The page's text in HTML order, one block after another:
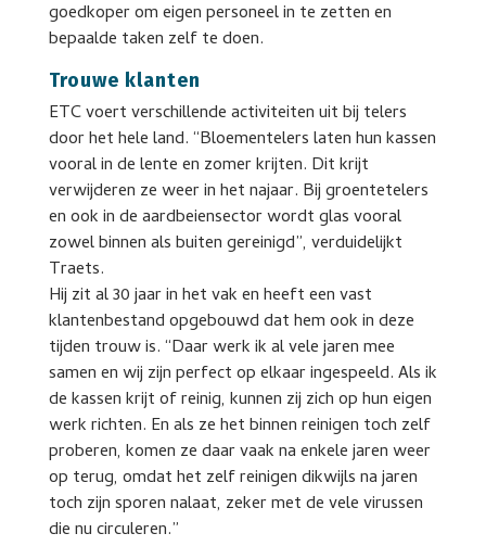
goedkoper om eigen personeel in te zetten en
bepaalde taken zelf te doen.
Trouwe klanten
ETC voert verschillende activiteiten uit bij telers
door het hele land. “Bloementelers laten hun kassen
vooral in de lente en zomer krijten. Dit krijt
verwijderen ze weer in het najaar. Bij groentetelers
en ook in de aardbeiensector wordt glas vooral
zowel binnen als buiten gereinigd”, verduidelijkt
Traets.
Hij zit al 30 jaar in het vak en heeft een vast
klantenbestand opgebouwd dat hem ook in deze
tijden trouw is. “Daar werk ik al vele jaren mee
samen en wij zijn perfect op elkaar ingespeeld. Als ik
de kassen krijt of reinig, kunnen zij zich op hun eigen
werk richten. En als ze het binnen reinigen toch zelf
proberen, komen ze daar vaak na enkele jaren weer
op terug, omdat het zelf reinigen dikwijls na jaren
toch zijn sporen nalaat, zeker met de vele virussen
die nu circuleren.”